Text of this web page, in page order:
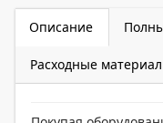
Описание
Расходные